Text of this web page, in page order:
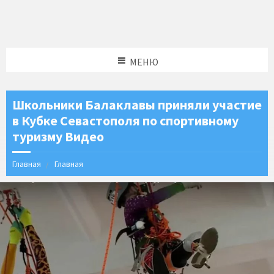
МЕНЮ
Школьники Балаклавы приняли участие
в Кубке Севастополя по спортивному
туризму Видео
Главная Главная